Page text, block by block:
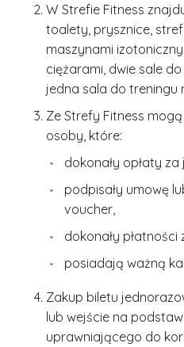
W Strefie Fitness
toalety, prysznice,
maszynami
ciężarami, dwie sale
jedna sala do treningu
Ze Strefy Fitness
osoby, które:
dokonały opłaty
podpisały umowę
voucher,
dokonały płatności
posiadają ważną
Zakup biletu
lub wejście na
uprawniającego do